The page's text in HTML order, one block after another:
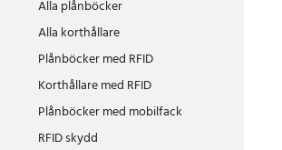
Alla plånböcker
Alla korthållare
Plånböcker med RFID
Korthållare med RFID
Plånböcker med mobilfack
RFID skydd